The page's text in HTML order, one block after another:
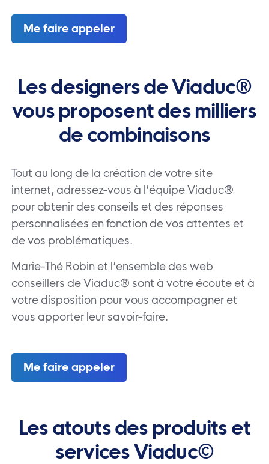
Me faire appeler
Les designers de Viaduc®
vous proposent des milliers
de combinaisons
Tout au long de la création de votre site
internet, adressez-vous à l’équipe Viaduc®
pour obtenir des conseils et des réponses
personnalisées en fonction de vos attentes et
de vos problématiques.
Marie-Thé Robin et l’ensemble des web
conseillers de Viaduc® sont à votre écoute et à
votre disposition pour vous accompagner et
vous apporter leur savoir-faire.
Me faire appeler
Les atouts des produits et
services Viaduc©